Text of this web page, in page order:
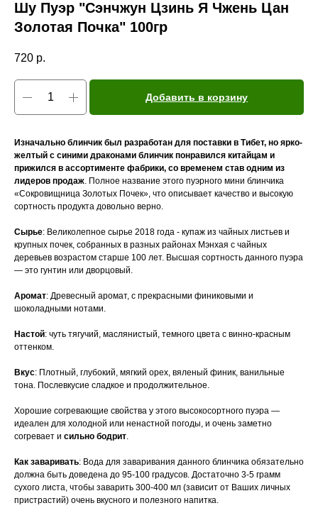
Шу Пуэр "Сэнчжун Цзинь Я Чжень Цан
Золотая Почка" 100гр
720 р.
Добавить в корзину
Изначально блинчик был разработан для поставки в Тибет, но ярко-
желтый с синими драконами блинчик понравился китайцам и
прижился в ассортименте фабрики, со временем став одним из
лидеров продаж. Полное название этого пуэрного мини блинчика
«Сокровищница Золотых Почек», что описывает качество и высокую
сортность продукта довольно верно.
Сырье: Великолепное сырье 2018 года - купаж из чайных листьев и
крупных почек, собранных в разных районах Мэнхая с чайных
деревьев возрастом старше 100 лет. Высшая сортность данного пуэра
— это гунтин или дворцовый.
Аромат: Древесный аромат, с прекрасными финиковыми и
шоколадными нотами.
Настой: чуть тягучий, маслянистый, темного цвета с винно-красным
оттенком.
Вкус: Плотный, глубокий, мягкий орех, вяленый финик, ванильные
тона. Послевкусие сладкое и продолжительное.
Хорошие согревающие свойства у этого высокосортного пуэра —
идеален для холодной или ненастной погоды, и очень заметно
согревает и сильно бодрит.
Как заваривать: Вода для заваривания данного блинчика обязательно
должна быть доведена до 95-100 градусов. Достаточно 3-5 грамм
сухого листа, чтобы заварить 300-400 мл (зависит от Ваших личных
пристрастий) очень вкусного и полезного напитка.